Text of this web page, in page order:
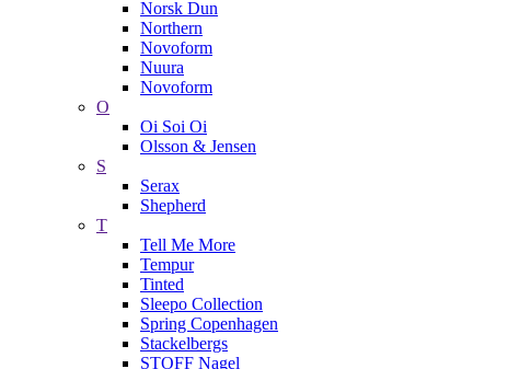
Norsk Dun
Northern
Novoform
Nuura
Novoform
O
Oi Soi Oi
Olsson & Jensen
S
Serax
Shepherd
T
Tell Me More
Tempur
Tinted
Sleepo Collection
Spring Copenhagen
Stackelbergs
STOFF Nagel